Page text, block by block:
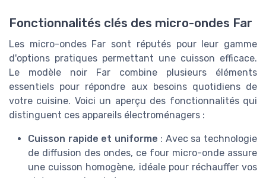
Fonctionnalités clés des micro-ondes Far
Les micro-ondes Far sont réputés pour leur gamme
d'options pratiques permettant une cuisson efficace.
Le modèle noir Far combine plusieurs éléments
essentiels pour répondre aux besoins quotidiens de
votre cuisine. Voici un aperçu des fonctionnalités qui
distinguent ces appareils électroménagers :
Cuisson rapide et uniforme : Avec sa technologie
de diffusion des ondes, ce four micro-onde assure
une cuisson homogène, idéale pour réchauffer vos